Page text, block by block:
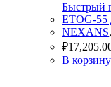
Быстрый
ETOG-55
NEXANS,
₽
В корзину